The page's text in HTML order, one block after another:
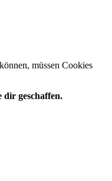
müssen Cookies
geschaffen.